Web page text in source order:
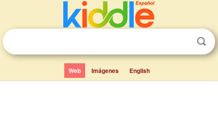
Web Imágenes English